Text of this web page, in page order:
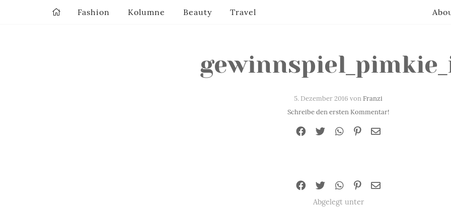
5. Dezember 2016 vonFranzi
Schreibe den ersten Kommentar!
Abgelegt unter
Fashion Kolumne Beauty Travel